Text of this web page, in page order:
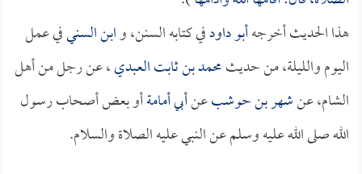
هذا الحديث أخرجهأبو داودفي كتابه السنن، وابن السنيفي عمل
اليوم والليلة، من حديثمحمد بن ثابت العبدي، عن رجل من أهل
الشام، عنشهر بن حوشبعنأبي أمامةأو بعض أصحاب رسول
الله صلى الله عليه وسلم عن النبي عليه الصلاة والسلام.